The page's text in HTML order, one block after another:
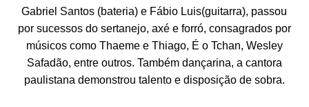
Gabriel Santos (bateria) e Fábio Luis(guitarra), passou
por sucessos do sertanejo, axé e forró, consagrados por
músicos como Thaeme e Thiago, É o Tchan, Wesley
Safadão, entre outros. Também dançarina, a cantora
paulistana demonstrou talento e disposição de sobra.